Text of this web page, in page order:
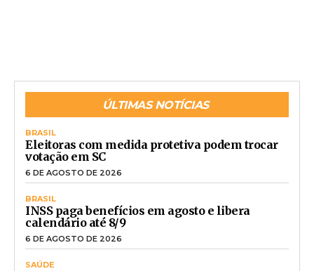
ÚLTIMAS NOTÍCIAS
BRASIL
Eleitoras com medida protetiva podem trocar
votação em SC
6 DE AGOSTO DE 2026
BRASIL
INSS paga benefícios em agosto e libera
calendário até 8/9
6 DE AGOSTO DE 2026
SAÚDE